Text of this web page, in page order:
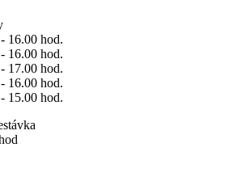
16.00 hod.
16.00 hod.
17.00 hod.
16.00 hod.
15.00 hod.